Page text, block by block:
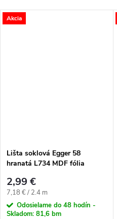
Akcia
Lišta soklová Egger 58
hranatá L734 MDF fólia
2,99 €
Jednotková cena:
7,18 € / 2.4 m
Odosielame do 48 hodín -
Skladom: 81,6 bm